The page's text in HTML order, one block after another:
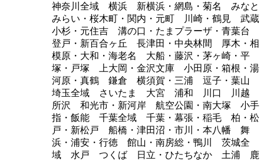
神奈川全域 横浜 新横浜・網島・菊名 みなと
みらい・桜木町・関内・元町 川崎・鶴見 武蔵
小杉・元住吉 溝の口・たまプラーザ・青葉台
登戸・新百合ヶ丘 長津田・中央林間 厚木・相
模原・大和・海老名 大船・藤沢・茅ヶ崎・平
塚・戸塚 上大岡・金沢文庫 小田原・箱根・湯
河原・真鶴 鎌倉 横須賀・三浦 逗子・葉山
埼玉全域 さいたま 大宮 浦和 川口 川越
所沢 和光市・新河岸 航空公園・南大塚 小手
指・飯能 千葉全域 千葉・幕張・稲毛 柏・松
戸・新松戸 船橋・津田沼・市川・本八幡 舞
浜・浦安・行徳 館山・南房総・鴨川 茨城全
域 水戸 つくば 日立・ひたちなか 土浦 鹿